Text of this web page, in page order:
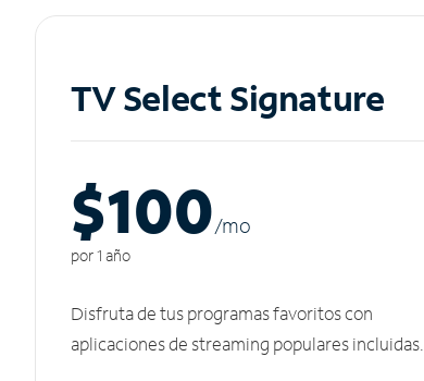
TV Select Signature
$100/mo
por 1 año
Disfruta de tus programas favoritos con
aplicaciones de streaming populares incluidas.